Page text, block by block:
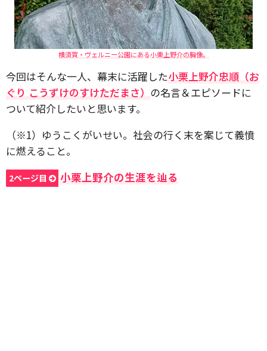
横須賀・ヴェルニー公園にある小栗上野介の胸像。
今回はそんな一人、幕末に活躍した小栗上野介忠順（お
ぐり こうずけのすけただまさ） の名言＆エピソードに
ついて紹介したいと思います。
（※1）ゆうこくがいせい。社会の行く末を案じて義憤
に燃えること。
2ページ目 小栗上野介の生涯を辿る